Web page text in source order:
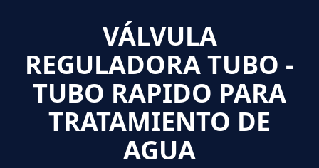
VÁLVULA
REGULADORA TUBO -
TUBO RAPIDO PARA
TRATAMIENTO DE
AGUA